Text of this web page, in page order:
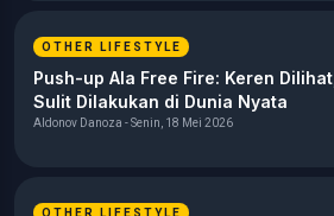
OTHER LIFESTYLE
Push-up Ala Free Fire: Keren Dilihat,
Sulit Dilakukan di Dunia Nyata
Aldonov Danoza - Senin, 18 Mei 2026
OTHER LIFESTYLE